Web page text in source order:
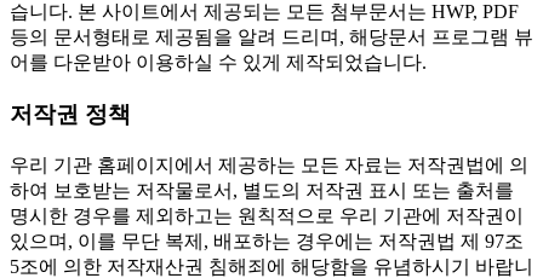
습니다. 본 사이트에서 제공되는 모든 첨부문서는 HWP, PDF
등의 문서형태로 제공됨을 알려 드리며, 해당문서 프로그램 뷰
어를 다운받아 이용하실 수 있게 제작되었습니다.
저작권 정책
우리 기관 홈페이지에서 제공하는 모든 자료는 저작권법에 의
하여 보호받는 저작물로서, 별도의 저작권 표시 또는 출처를
명시한 경우를 제외하고는 원칙적으로 우리 기관에 저작권이
있으며, 이를 무단 복제, 배포하는 경우에는 저작권법 제 97조
5조에 의한 저작재산권 침해죄에 해당함을 유념하시기 바랍니